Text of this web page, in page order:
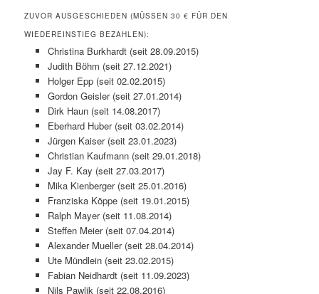
ZUVOR AUSGESCHIEDEN (MÜSSEN 30 € FÜR DEN
WIEDEREINSTIEG BEZAHLEN):
Christina Burkhardt (seit 28.09.2015)
Judith Böhm (seit 27.12.2021)
Holger Epp (seit 02.02.2015)
Gordon Geisler (seit 27.01.2014)
Dirk Haun (seit 14.08.2017)
Eberhard Huber (seit 03.02.2014)
Jürgen Kaiser (seit 23.01.2023)
Christian Kaufmann (seit 29.01.2018)
Jay F. Kay (seit 27.03.2017)
Mika Kienberger (seit 25.01.2016)
Franziska Köppe (seit 19.01.2015)
Ralph Mayer (seit 11.08.2014)
Steffen Meier (seit 07.04.2014)
Alexander Mueller (seit 28.04.2014)
Ute Mündlein (seit 23.02.2015)
Fabian Neidhardt (seit 11.09.2023)
Nils Pawlik (seit 22.08.2016)